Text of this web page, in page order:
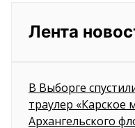
Лента
В Выборге
траулер «Карское
Архангельского